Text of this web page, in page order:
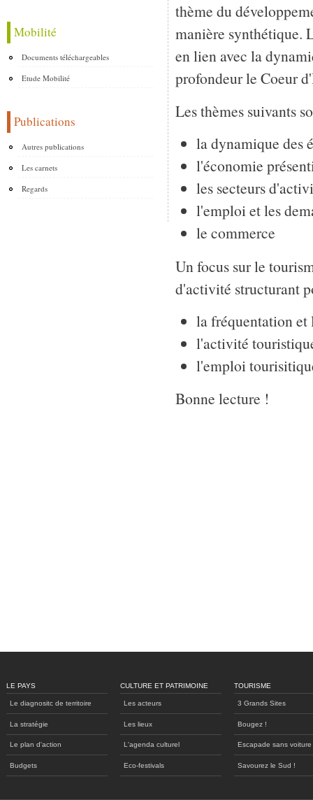
Mobilité
Documents téléchargeables
Etude Mobilité
Publications
Autres publications
Les carnets
Regards
thème du
manière synthétique.
en lien avec la
profondeur le Coeur
Les thèmes suivants
la dynamique des
l'économie
les secteurs
l'emploi et les
le commerce
Un focus sur le
d'activité structurant
la fréquentation et
l'activité
l'emploi
Bonne lecture !
LE PAYS
Le diagnositc de territoire
La stratégie
Le plan d'action
Budgets
CULTURE ET PATRIMOINE
Les acteurs
Les lieux
L'agenda culturel
Eco-festivals
TOURISME
3 Grands Sites
Bougez !
Escapade sans voiture
Savourez le Sud !